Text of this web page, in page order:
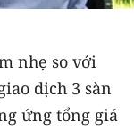
nhẹ so với
dịch 3 sàn
ứng tổng giá